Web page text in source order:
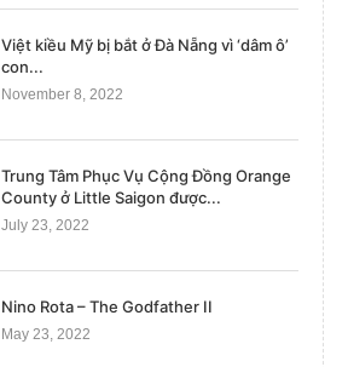
Việt kiều Mỹ bị bắt ở Đà Nẵng vì ‘dâm ô’
con...
November 8, 2022
Trung Tâm Phục Vụ Cộng Đồng Orange
County ở Little Saigon được...
July 23, 2022
Nino Rota – The Godfather II
May 23, 2022